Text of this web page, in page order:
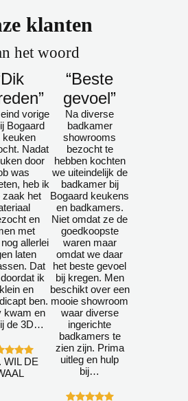
klanten
het woord
vorige
Bogaard
keuken
Nadat
door
was
heb ik
zaak het
en
met
allerlei
laten
Dat
ik
en
ben.
kwam en
de 3D…
WIL DE
“Beste
gevoel”
Na diverse
badkamer
showrooms
bezocht te
hebben kochten
we uiteindelijk de
badkamer bij
Bogaard keukens
en badkamers.
Niet omdat ze de
goedkoopste
waren maar
omdat we daar
het beste gevoel
bij kregen. Men
beschikt over een
mooie showroom
waar diverse
ingerichte
badkamers te
zien zijn. Prima
uitleg en hulp
bij…